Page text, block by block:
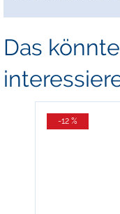
Das
-12 %